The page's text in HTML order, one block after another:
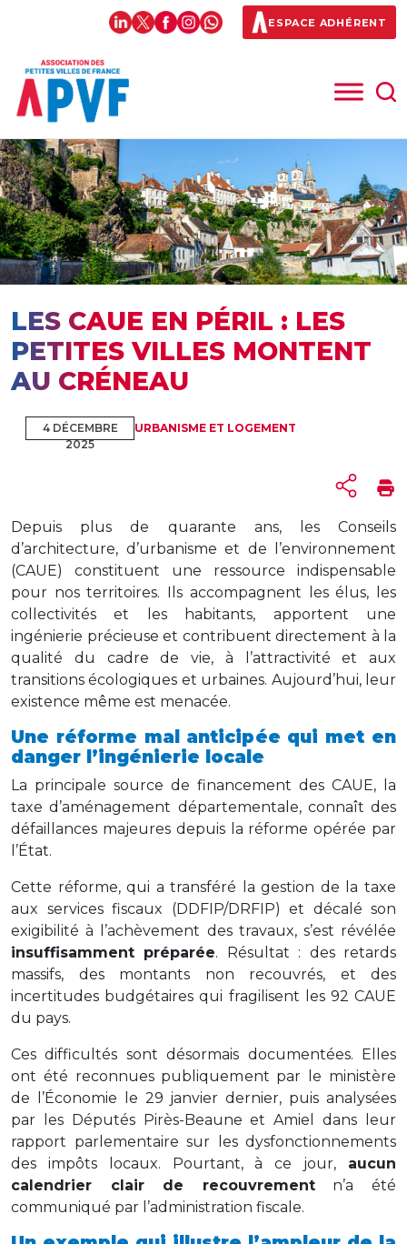
ESPACE ADHÉRENT
LES CAUE EN PÉRIL : LES
PETITES VILLES MONTENT
AU CRÉNEAU
4 DÉCEMBRE
2025
URBANISME ET LOGEMENT
Depuis plus de quarante ans, les Conseils
d’architecture, d’urbanisme et de l’environnement
(CAUE) constituent une ressource indispensable
pour nos territoires. Ils accompagnent les élus, les
collectivités et les habitants, apportent une
ingénierie précieuse et contribuent directement à la
qualité du cadre de vie, à l’attractivité et aux
transitions écologiques et urbaines. Aujourd’hui, leur
existence même est menacée.
Une réforme mal anticipée qui met en
danger l’ingénierie locale
La principale source de financement des CAUE, la
taxe d’aménagement départementale, connaît des
défaillances majeures depuis la réforme opérée par
l’État.
Cette réforme, qui a transféré la gestion de la taxe
aux services fiscaux (DDFIP/DRFIP) et décalé son
exigibilité à l’achèvement des travaux, s’est révélée
insuffisamment préparée. Résultat : des retards
massifs, des montants non recouvrés, et des
incertitudes budgétaires qui fragilisent les 92 CAUE
du pays.
Ces difficultés sont désormais documentées. Elles
ont été reconnues publiquement par le ministère
de l’Économie le 29 janvier dernier, puis analysées
par les Députés Pirès-Beaune et Amiel dans leur
rapport parlementaire sur les dysfonctionnements
des impôts locaux. Pourtant, à ce jour, aucun
calendrier clair de recouvrementn’a été
communiqué par l’administration fiscale.